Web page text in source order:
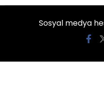
Sosyal medya